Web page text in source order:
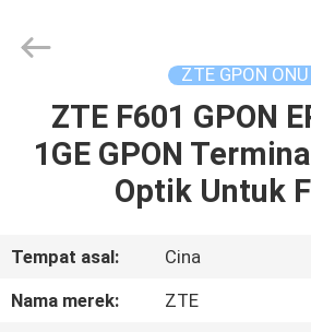
RUMAH
PRODUK
TENTANG
KAMI
LIMITED.
ZTE GPON ONU
ZTE F601 GPON
1GE GPON
Optik Untuk
Tempat asal:
Cina
Nama merek:
ZTE